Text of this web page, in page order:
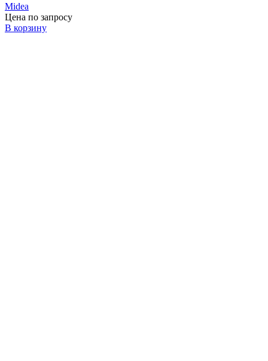
Midea
Цена по запросу
В корзину